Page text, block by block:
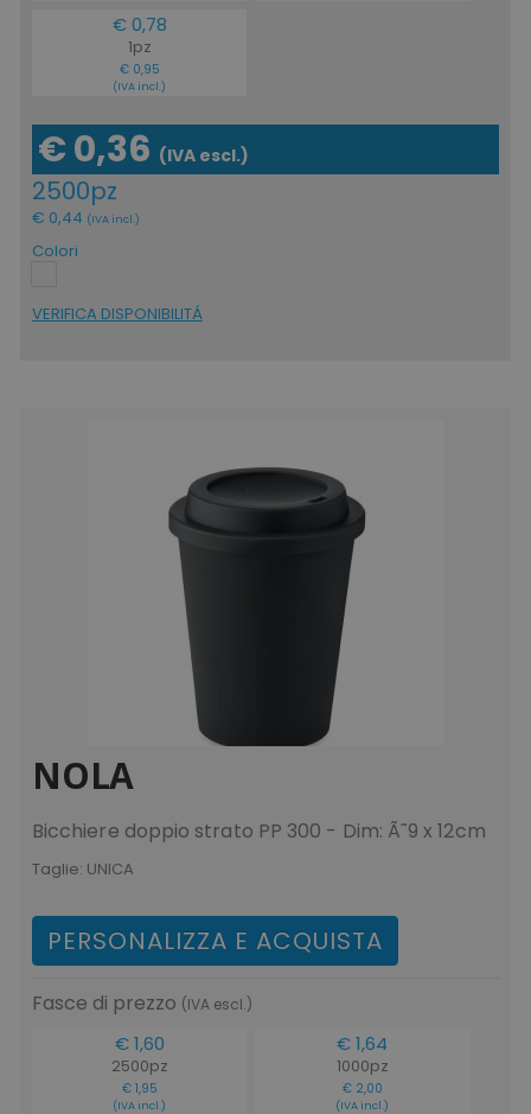
€ 0,78
1pz
€ 0,95
(IVA incl.)
€ 0,36 (IVA escl.)
2500pz
€ 0,44 (IVA incl.)
Colori
VERIFICA DISPONIBILITÁ
NOLA
Bicchiere doppio strato PP 300 - Dim: Ã˜9 x 12cm
Taglie: UNICA
PERSONALIZZA E ACQUISTA
Fasce di prezzo (IVA escl.)
€ 1,60
2500pz
€ 1,95
(IVA incl.)
€ 1,64
1000pz
€ 2,00
(IVA incl.)